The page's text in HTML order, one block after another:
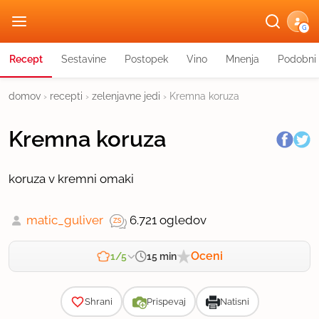
G
Recept Sestavine Postopek Vino Mnenja
domov › recepti › zelenjavne jedi › Kremna koruza
Kremna koruza
koruza v kremni omaki
matic_guliver 6.721 ogledov
1/5 15 min Oceni
Shrani Prispevaj Natisni